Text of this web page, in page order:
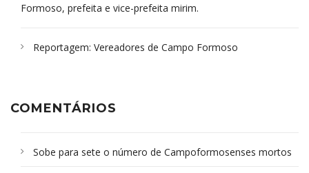
Formoso, prefeita e vice-prefeita mirim.
Reportagem: Vereadores de Campo Formoso
COMENTÁRIOS
Sobe para sete o número de Campoformosenses mortos